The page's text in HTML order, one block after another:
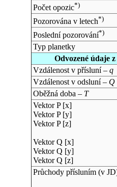
Počet opozic*)
Pozorována v letech*)
Poslední pozorování*)
Typ planetky
Odvozené údaje
Vzdálenost v přísluní – q
Vzdálenost v odsluní – Q
Oběžná doba – T
Vektor P [x]
Vektor P [y]
Vektor P [z]
Vektor Q [x]
Vektor Q [y]
Vektor Q [z]
Průchody přísluním (v JD